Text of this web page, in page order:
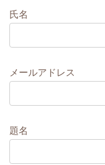
氏名
メールアドレス
題名